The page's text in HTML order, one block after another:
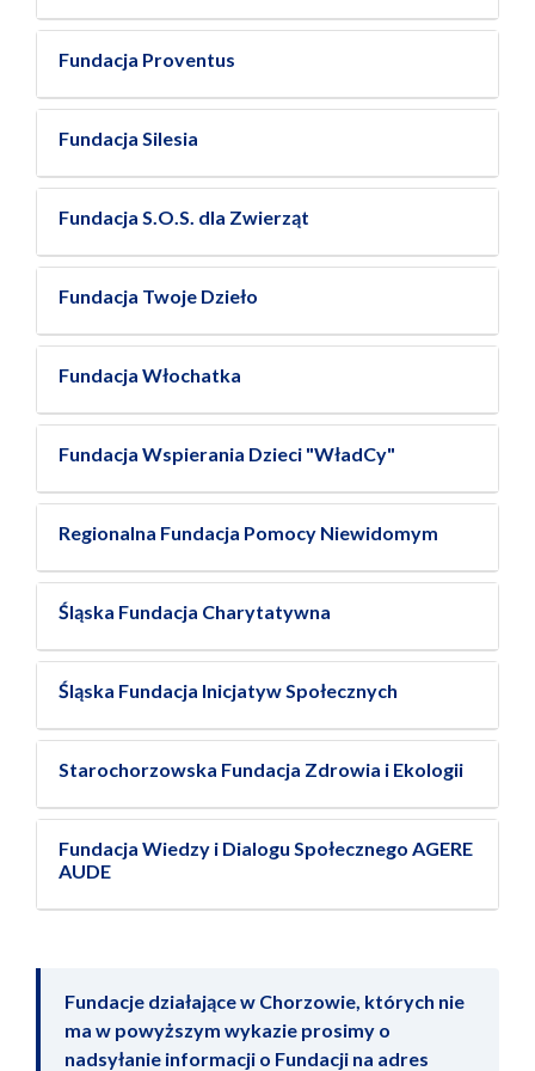
Fundacja Proventus
Fundacja Silesia
Fundacja S.O.S. dla Zwierząt
Fundacja Twoje Dzieło
Fundacja Włochatka
Fundacja Wspierania Dzieci "WładCy"
Regionalna Fundacja Pomocy Niewidomym
Śląska Fundacja Charytatywna
Śląska Fundacja Inicjatyw Społecznych
Starochorzowska Fundacja Zdrowia i Ekologii
Fundacja Wiedzy i Dialogu Społecznego AGERE
AUDE
Fundacje działające w Chorzowie, których nie
ma w powyższym wykazie prosimy o
nadsyłanie informacji o Fundacji na adres